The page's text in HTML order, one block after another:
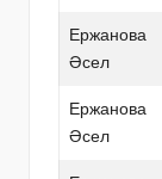
Ержанова
Әсел
Ержанова
Әсел